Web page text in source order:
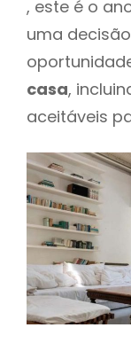
, este é o
uma
casa,
aceitáveis